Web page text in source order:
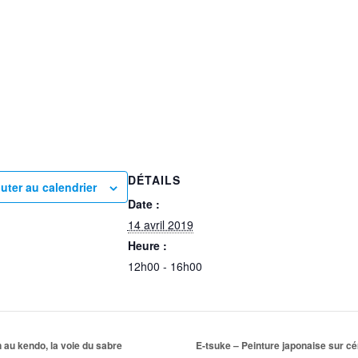
au calendrier
DÉTAILS
Date :
14 avril 2019
Heure :
12h00 - 16h00
au kendo, la voie du sabre E-tsuke – Peinture japonaise sur